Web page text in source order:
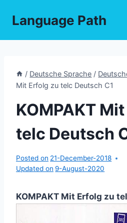
Language Path
/ Deutsche Sprache /
Mit Erfolg zu telc Deutsch C1
KOMPAKT
telc Deutsch
Posted on 21-December-2018
Updated on 9-August-2020
KOMPAKT Mit Erfolg zu